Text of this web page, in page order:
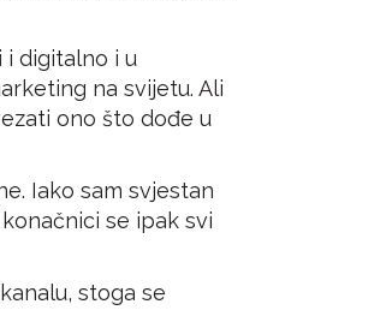
i digitalno i u
na svijetu. Ali
ono što dođe u
Iako sam svjestan
se ipak svi
, stoga se